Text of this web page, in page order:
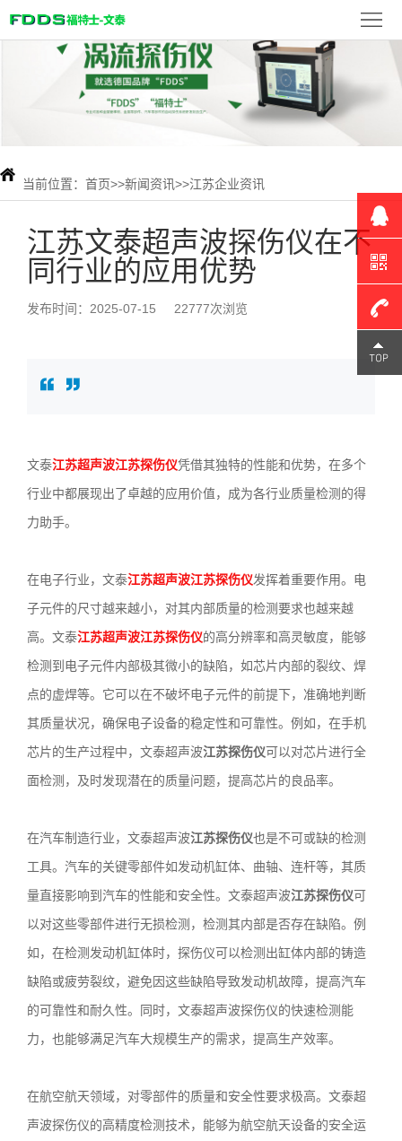
首
品
展
新
闻
检 当前位置： 首页>>新闻资讯>>江苏企业资讯
江苏文泰超声波探伤仪在不
同行业的应用优势
发布时间：2025-07-15 22777次浏览
文泰江苏超声波江苏探伤仪凭借其独特的性能和优势，在多个
行业中都展现出了卓越的应用价值，成为各行业质量检测的得
力助手。
在电子行业，文泰江苏超声波江苏探伤仪发挥着重要作用。电
子元件的尺寸越来越小，对其内部质量的检测要求也越来越
高。文泰江苏超声波江苏探伤仪的高分辨率和高灵敏度，能够
检测到电子元件内部极其微小的缺陷，如芯片内部的裂纹、焊
点的虚焊等。它可以在不破坏电子元件的前提下，准确地判断
其质量状况，确保电子设备的稳定性和可靠性。例如，在手机
芯片的生产过程中，文泰超声波江苏探伤仪可以对芯片进行全
面检测，及时发现潜在的质量问题，提高芯片的良品率。
在汽车制造行业，文泰超声波江苏探伤仪也是不可或缺的检测
工具。汽车的关键零部件如发动机缸体、曲轴、连杆等，其质
量直接影响到汽车的性能和安全性。文泰超声波江苏探伤仪可
以对这些零部件进行无损检测，检测其内部是否存在缺陷。例
如，在检测发动机缸体时，探伤仪可以检测出缸体内部的铸造
缺陷或疲劳裂纹，避免因这些缺陷导致发动机故障，提高汽车
的可靠性和耐久性。同时，文泰超声波探伤仪的快速检测能
力，也能够满足汽车大规模生产的需求，提高生产效率。
在航空航天领域，对零部件的质量和安全性要求极高。文泰超
声波探伤仪的高精度检测技术，能够为航空航天设备的安全运
180-